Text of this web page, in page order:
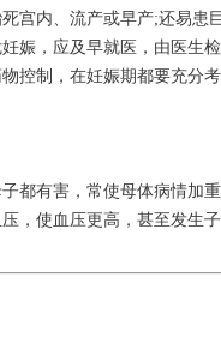
内、流产或早产;还易患
娠，应及早就医，由医生
控制，在妊娠期都要充分
有害，常使母体病情加
，使血压更高，甚至发生